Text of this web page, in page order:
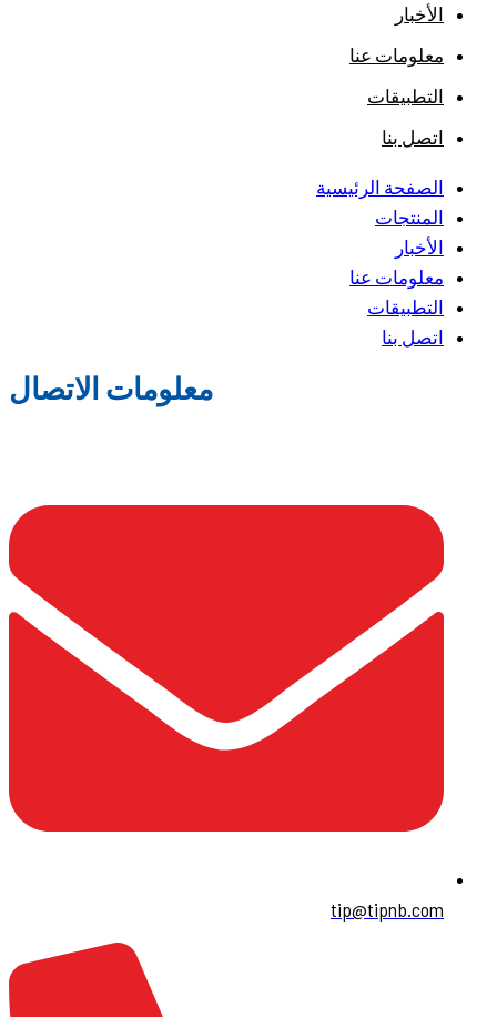
الأخبار
معلومات عنا
التطبيقات
اتصل بنا
الصفحة الرئيسية
المنتجات
الأخبار
معلومات عنا
التطبيقات
اتصل بنا
معلومات الاتصال
tip@tipnb.com